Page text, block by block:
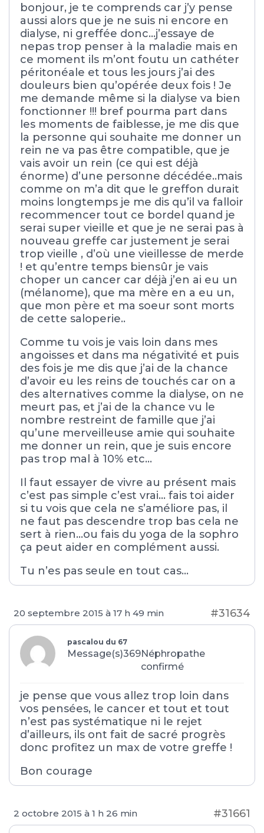
bonjour, je te comprends car j’y pense
aussi alors que je ne suis ni encore en
dialyse, ni greffée donc…j’essaye de
nepas trop penser à la maladie mais en
ce moment ils m’ont foutu un cathéter
péritonéale et tous les jours j’ai des
douleurs bien qu’opérée deux fois ! Je
me demande même si la dialyse va bien
fonctionner !!! bref pourma part dans
les moments de faiblesse, je me dis que
la personne qui souhaite me donner un
rein ne va pas être compatible, que je
vais avoir un rein (ce qui est déjà
énorme) d’une personne décédée..mais
comme on m’a dit que le greffon durait
moins longtemps je me dis qu’il va falloir
recommencer tout ce bordel quand je
serai super vieille et que je ne serai pas à
nouveau greffe car justement je serai
trop vieille , d’où une vieillesse de merde
! et qu’entre temps biensûr je vais
choper un cancer car déjà j’en ai eu un
(mélanome), que ma mère en a eu un,
que mon père et ma soeur sont morts
de cette saloperie..
Comme tu vois je vais loin dans mes
angoisses et dans ma négativité et puis
des fois je me dis que j’ai de la chance
d’avoir eu les reins de touchés car on a
des alternatives comme la dialyse, on ne
meurt pas, et j’ai de la chance vu le
nombre restreint de famille que j’ai
qu’une merveilleuse amie qui souhaite
me donner un rein, que je suis encore
pas trop mal à 10% etc…
Il faut essayer de vivre au présent mais
c’est pas simple c’est vrai… fais toi aider
si tu vois que cela ne s’améliore pas, il
ne faut pas descendre trop bas cela ne
sert à rien…ou fais du yoga de la sophro
ça peut aider en complément aussi.
Tu n’es pas seule en tout cas…
20 septembre 2015 à 17 h 49 min #31634
pascalou du 67
Message(s)369Néphropathe
confirmé
je pense que vous allez trop loin dans
vos pensées, le cancer et tout et tout
n’est pas systématique ni le rejet
d’ailleurs, ils ont fait de sacré progrès
donc profitez un max de votre greffe !
Bon courage
2 octobre 2015 à 1 h 26 min #31661